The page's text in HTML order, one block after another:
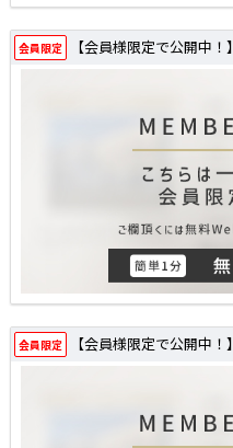
会員限定 【会員様限定で公開中！】
会員限定 【会員様限定で公開中！】